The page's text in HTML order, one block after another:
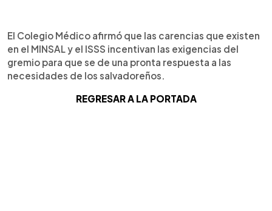
El Colegio Médico afirmó que las carencias que existen
en el MINSAL y el ISSS incentivan las exigencias del
gremio para que se de una pronta respuesta a las
necesidades de los salvadoreños.
REGRESAR A LA PORTADA